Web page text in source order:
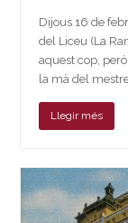
Dijous 16 de
del Liceu (La
aquest cop,
la mà del
Llegir més